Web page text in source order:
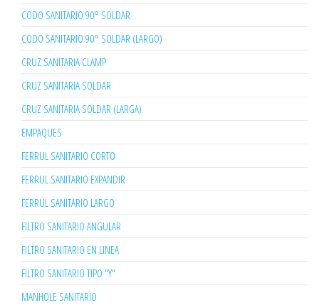
CODO SANITARIO 90° SOLDAR
CODO SANITARIO 90° SOLDAR (LARGO)
CRUZ SANITARIA CLAMP
CRUZ SANITARIA SOLDAR
CRUZ SANITARIA SOLDAR (LARGA)
EMPAQUES
FERRUL SANITARIO CORTO
FERRUL SANITARIO EXPANDIR
FERRUL SANITARIO LARGO
FILTRO SANITARIO ANGULAR
FILTRO SANITARIO EN LINEA
FILTRO SANITARIO TIPO "Y"
MANHOLE SANITARIO